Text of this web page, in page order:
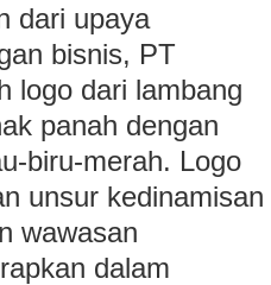
dari upaya
bisnis, PT
logo dari lambang
panah dengan
biru-merah. Logo
unsur kedinamisan
wawasan
dalam